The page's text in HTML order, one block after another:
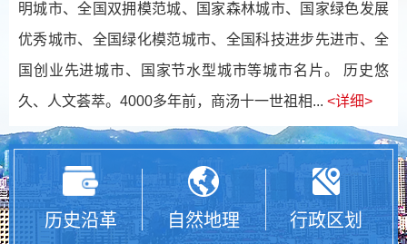
明城市、全国双拥模范城、国家森林城市、国家绿色发展
优秀城市、全国绿化模范城市、全国科技进步先进市、全
国创业先进城市、国家节水型城市等城市名片。 历史悠
久、人文荟萃。4000多年前，商汤十一世祖相... <详细>
历史沿革 自然地理 行政区划